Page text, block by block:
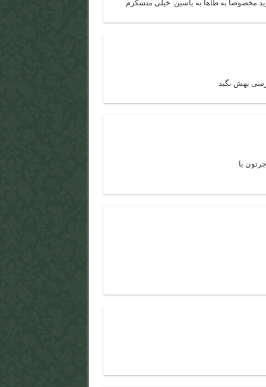
بهش بگید
با